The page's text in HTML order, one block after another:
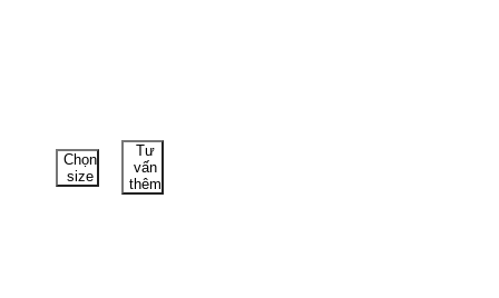
Chọn
size
Tư
vấn
thêm